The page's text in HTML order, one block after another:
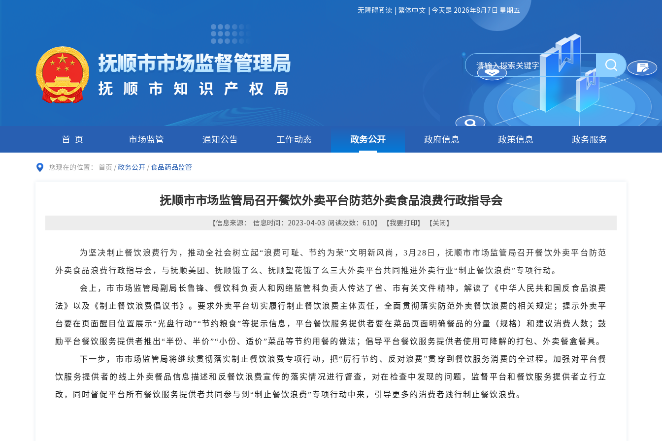
无障碍阅读 | 繁体中文 | 今天是 2026年8月7日 星期五
首页 市场监管 通知公告 工作动态 政务公开 政府信息 政策信息 政务服务
您现在的位置： 首页 /政务公开 /食品药品监管
抚顺市市场监管局召开餐饮外卖平台防范外卖食品浪费行政指导会
【信息来源： 信息时间：2023-04-03 阅读次数： 610】 【我要打印】 【关闭】
为坚决制止餐饮浪费行为，推动全社会树立起“浪费可耻、节约为荣”文明新风尚，3月28日，抚顺市市场监管局召开餐饮外卖平台防范
外卖食品浪费行政指导会，与抚顺美团、抚顺饿了么、抚顺望花饿了么三大外卖平台共同推进外卖行业“制止餐饮浪费”专项行动。
会上，市市场监管局副局长鲁锋、餐饮科负责人和网络监管科负责人传达了省、市有关文件精神，解读了《中华人民共和国反食品浪费
法》以及《制止餐饮浪费倡议书》。要求外卖平台切实履行制止餐饮浪费主体责任，全面贯彻落实防范外卖餐饮浪费的相关规定；提示外卖平
台要在页面醒目位置展示“光盘行动”“节约粮食”等提示信息，平台餐饮服务提供者要在菜品页面明确餐品的分量（规格）和建议消费人数；鼓
励平台餐饮服务提供者推出“半份、半价”“小份、适价”菜品等节约用餐的做法；倡导平台餐饮服务提供者使用可降解的打包、外卖餐盒餐具。
下一步，市市场监管局将继续贯彻落实制止餐饮浪费专项行动，把“厉行节约、反对浪费”贯穿到餐饮服务消费的全过程。加强对平台餐
饮服务提供者的线上外卖餐品信息描述和反餐饮浪费宣传的落实情况进行督查，对在检查中发现的问题，监督平台和餐饮服务提供者立行立
改，同时督促平台所有餐饮服务提供者共同参与到“制止餐饮浪费”专项行动中来，引导更多的消费者践行制止餐饮浪费。